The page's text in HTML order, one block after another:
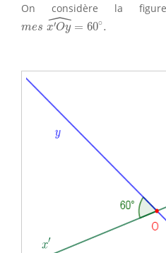
On considère la
mes ˆ
x′Oy = 60∘.
me x′Oy^=60